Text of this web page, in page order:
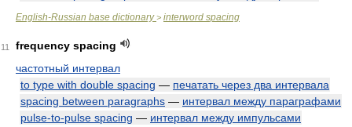
English-Russian base dictionary> interword spacing
11
frequency spacing
частотный интервал
to type with double spacing — печатать через два интервала
spacing between paragraphs — интервал между параграфами
pulse-to-pulse spacing — интервал между импульсами